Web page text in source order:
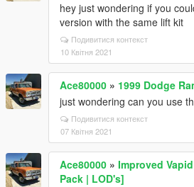
hey just wondering if you
version with the same lift kit
Подивитися контекст
10 Квітня 2021
Ace80000 » 1999 Dodge
just wondering can you use
Подивитися контекст
07 Квітня 2021
Ace80000 » Improved
Pack | LOD's]